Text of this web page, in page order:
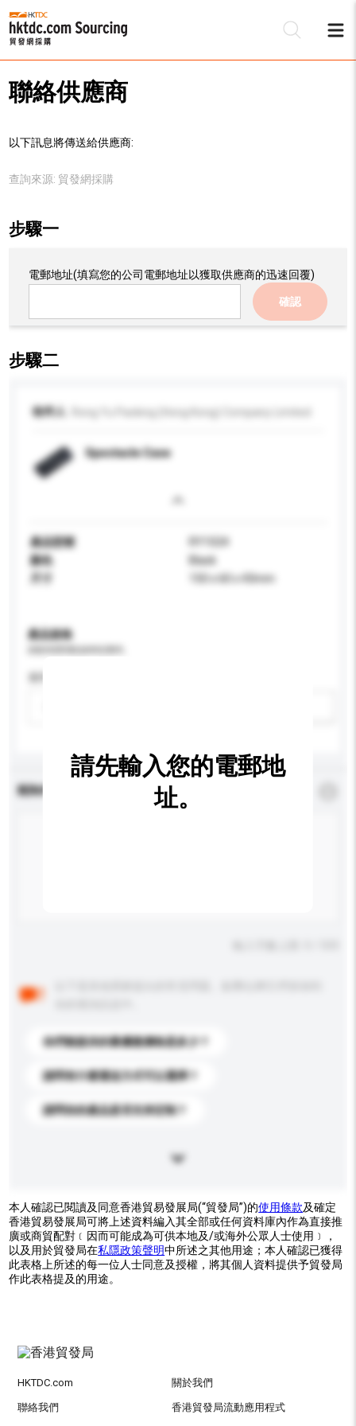
聯絡供應商
以下訊息將傳送給供應商:
查詢來源: 貿發網採購
步驟一
電郵地址(填寫您的公司電郵地址以獲取供應商的迅速回覆)
確認
步驟二
收件人
Spectacle Case
產品型號
RY1024
顏色
Black
150 x 60 x 43mm
產品規格
查詢內容
你們能提供的最優惠價格是多少？
請問有什麼運送方式可以選擇？
請問你的產品是否支持定制？
請先輸入您的電郵地
址。
本人確認已閱讀及同意香港貿易發展局(“貿發局”)的使用條款及確定
香港貿易發展局可將上述資料編入其全部或任何資料庫內作為直接推
廣或商貿配對﹝因而可能成為可供本地及/或海外公眾人士使用﹞，
以及用於貿發局在私隱政策聲明中所述之其他用途；本人確認已獲得
此表格上所述的每一位人士同意及授權，將其個人資料提供予貿發局
作此表格提及的用途。
HKTDC.com 關於我們
聯絡我們 香港貿發局流動應用程式